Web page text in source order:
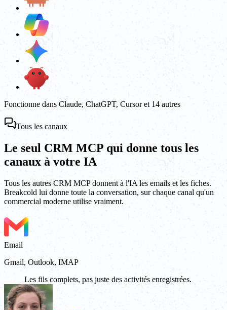
Fonctionne dans Claude, ChatGPT, Cursor et 14 autres
Tous les canaux
Le seul CRM MCP qui donne tous les
canaux à votre IA
Tous les autres CRM MCP donnent à l'IA les emails et les fiches.
Breakcold lui donne toute la conversation, sur chaque canal qu'un
commercial moderne utilise vraiment.
Email
Gmail, Outlook, IMAP
Les fils complets, pas juste des activités enregistrées.